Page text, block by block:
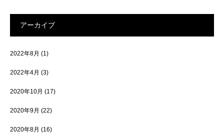
アーカイブ
2022年8月 (1)
2022年4月 (3)
2020年10月 (17)
2020年9月 (22)
2020年8月 (16)